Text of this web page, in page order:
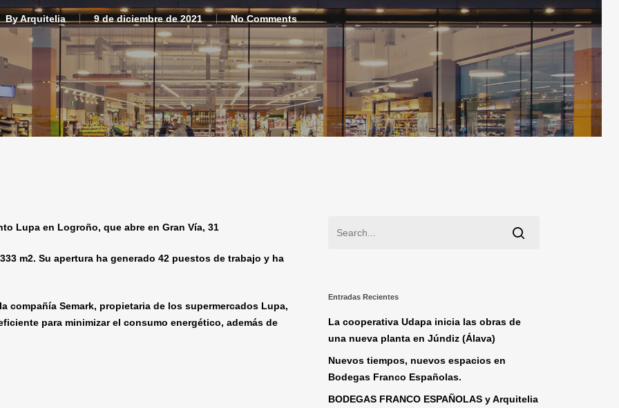
ByArquitelia 9 de diciembre de 2021 No Comments
Lupa en Logroño, que abre en Gran Vía, 31
m2. Su apertura ha generado 42 puestos de trabajo y ha
compañía Semark, propietaria de los supermercados Lupa,
para minimizar el consumo energético, además de
Entradas Recientes
La cooperativa Udapa inicia las obras de
una nueva planta en Júndiz (Álava)
Nuevos tiempos, nuevos espacios en
Bodegas Franco Españolas.
BODEGAS FRANCO ESPAÑOLAS y Arquitelia